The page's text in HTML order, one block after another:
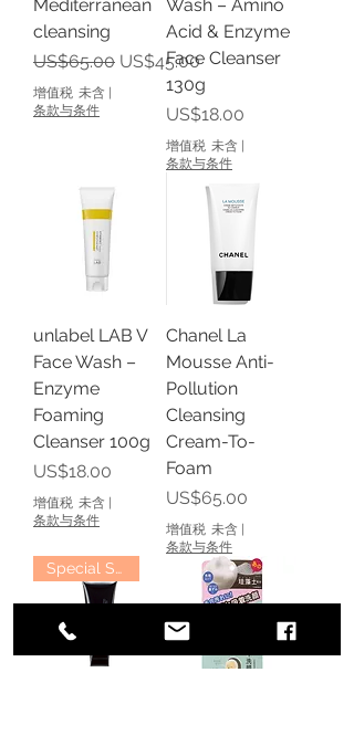
Mediterranean
cleansing
一般價格
US$65.00 促銷價格
US$45.00
增值税 未含 |
条款与条件
Wash – Amino
Acid & Enzyme
Face Cleanser
130g
價格
US$18.00
增值税 未含 |
条款与条件
unlabel LAB V
Face Wash –
Enzyme
Foaming
Cleanser 100g
價格
US$18.00
增值税 未含 |
条款与条件
Chanel La
Mousse Anti-
Pollution
Cleansing
Cream-To-
Foam
價格
US$65.00
增值税 未含 |
条款与条件
Special Sales